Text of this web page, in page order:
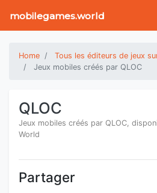
mobilegames.world
Home
Tous les éditeurs de jeux
Jeux mobiles créés par QLOC
QLOC
Jeux mobiles créés par QLOC,
World
Partager